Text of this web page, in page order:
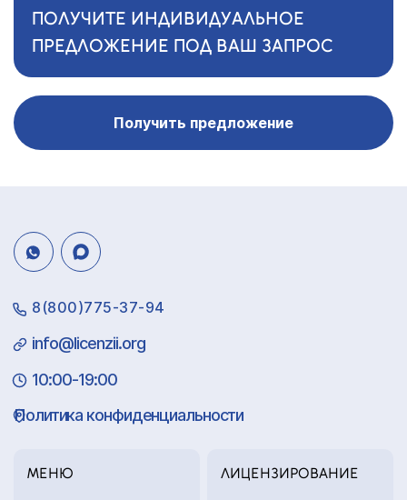
ПОЛУЧИТЕ ИНДИВИДУАЛЬНОЕ
ПРЕДЛОЖЕНИЕ ПОД ВАШ ЗАПРОС
Получить предложение
8(800)775-37-94
info@licenzii.org
10:00-19:00
Политика конфиденциальности
МЕНЮ ЛИЦЕНЗИРОВАНИЕ